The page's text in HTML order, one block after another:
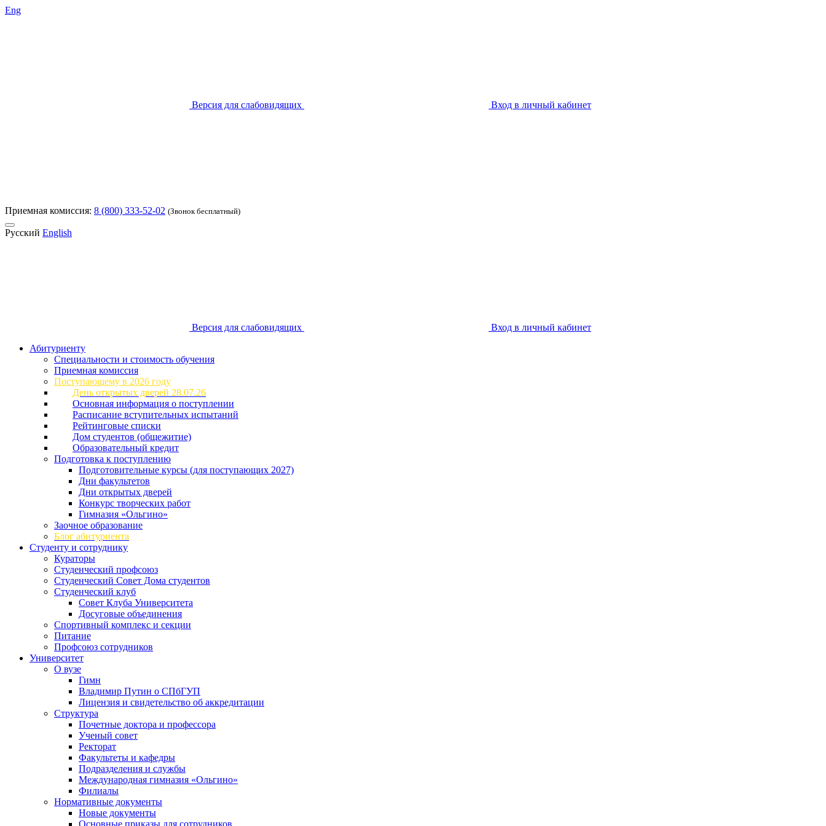
Eng
Версия для слабовидящих Вход в личный кабинет
Приемная комиссия: 8 (800) 333-52-02 (Звонок бесплатный)
Русский English
Версия для слабовидящих
Вход в личный кабинет
Абитуриенту
Специальности и стоимость обучения
Приемная комиссия
Поступающему в 2026 году
День открытых дверей 28.07.26
Основная информация о поступлении
Расписание вступительных испытаний
Рейтинговые списки
Дом студентов (общежитие)
Образовательный кредит
Подготовка к поступлению
Подготовительные курсы (для поступающих 2027)
Дни факультетов
Дни открытых дверей
Конкурс творческих работ
Гимназия «Ольгино»
Заочное образование
Блог абитуриента
Студенту и сотруднику
Кураторы
Студенческий профсоюз
Студенческий Совет Дома студентов
Студенческий клуб
Совет Клуба Университета
Досуговые объединения
Спортивный комплекс и секции
Питание
Профсоюз сотрудников
Университет
О вузе
Гимн
Владимир Путин о СПбГУП
Лицензия и свидетельство об аккредитации
Структура
Почетные доктора и профессора
Ученый совет
Ректорат
Факультеты и кафедры
Подразделения и службы
Международная гимназия «Ольгино»
Филиалы
Нормативные документы
Новые документы
Основные приказы для сотрудников